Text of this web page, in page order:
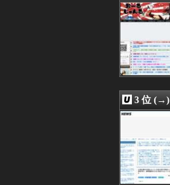
08/06 17:10
08/06 17:09
08/06 17:03
08/06 17:00
08/06 17:00
08/06 17:00
08/06 17:00
08/06 17:00
08/06 17:00
08/06 16:55
08/06 16:52
08/06 16:45
08/06 16:45
3 位 (→)